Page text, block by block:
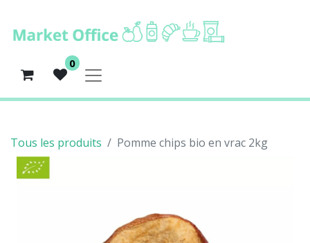
0
Tous les produits Pomme chips bio en vrac 2kg